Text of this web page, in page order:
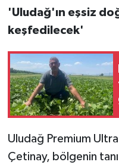
'Uludağ'ın eşsiz
keşfedilecek'
Uludağ Premium
Çetinay, bölgenin